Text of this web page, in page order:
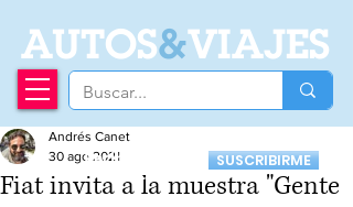
AUTOS&VIAJES
Recibí nuestro
Newsletter
SUSCRIBIRME
Fiat invita a la muestra "Gente
Andrés Canet
30 ago 2021